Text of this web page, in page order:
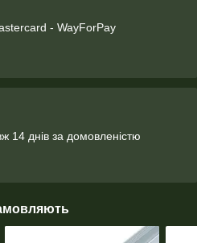
- WayForPay
14 днів за домовленістю